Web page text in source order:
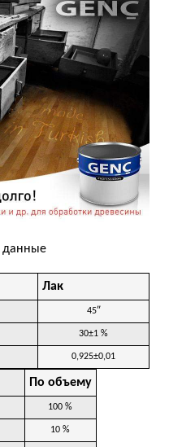
данные
Лак
45″
30±1 %
0,925±0,01
По объему
100 %
10 %